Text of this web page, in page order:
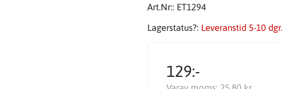
Art.Nr:: ET1294
Lagerstatus?: Leveranstid 5-10 dgr.
129:-